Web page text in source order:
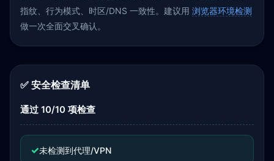
指纹、行为模式、时区/DNS 一致性。建议用 浏览器环境检测
做一次全面交叉确认。
✅ 安全检查清单
通过 10/10 项检查
✓未检测到代理/VPN